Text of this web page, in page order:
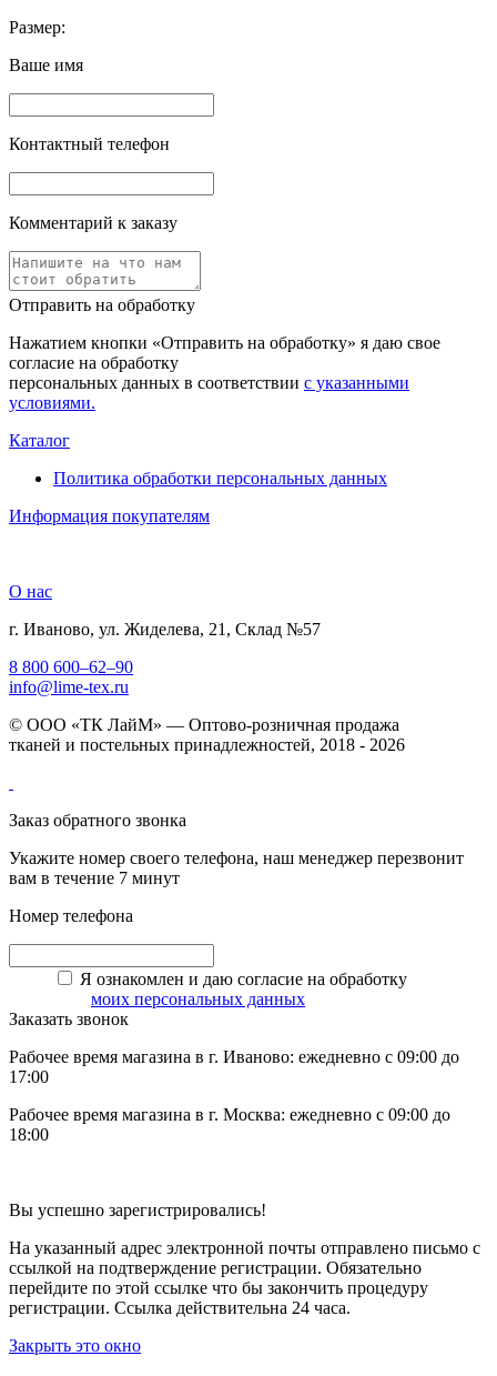
Размер:
Ваше имя
Контактный телефон
Комментарий к заказу
Отправить на обработку
Нажатием кнопки «Отправить на обработку» я даю свое
согласие на обработку
персональных данных в соответствии с указанными
условиями.
Каталог
Политика обработки персональных данных
Информация покупателям
О нас
г. Иваново, ул. Жиделева, 21, Склад №57
8 800 600–62–90
info@lime-tex.ru
© ООО «ТК ЛайМ» — Оптово-розничная продажа
тканей и постельных принадлежностей, 2018 - 2026
Заказ обратного звонка
Укажите номер своего телефона, наш менеджер перезвонит
вам в течение 7 минут
Номер телефона
Я ознакомлен и даю согласие на обработку
моих персональных данных
Заказать звонок
Рабочее время магазина в г. Иваново: ежедневно с 09:00 до
17:00
Рабочее время магазина в г. Москва: ежедневно с 09:00 до
18:00
Вы успешно зарегистрировались!
На указанный адрес электронной почты отправлено письмо с
ссылкой на подтверждение регистрации. Обязательно
перейдите по этой ссылке что бы закончить процедуру
регистрации. Ссылка действительна 24 часа.
Закрыть это окно